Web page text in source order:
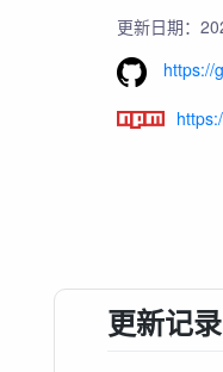
更新日期：
https://
更新记录